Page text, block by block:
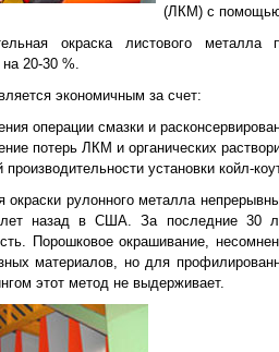
(ЛКМ) с
окраска листового
20-30 %.
экономичным за счет:
операции смазки и
потерь ЛКМ и органических
установки койл-
окраски рулонного металла
назад в США. За последние 30
Порошковое окрашивание,
материалов, но для
этот метод не выдерживает.